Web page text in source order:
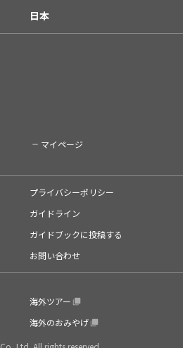
日本
マイページ
プライバシーポリシー
ガイドライン
ガイドブックに投稿する
お問い合わせ
海外ツアー
海外のおみやげ